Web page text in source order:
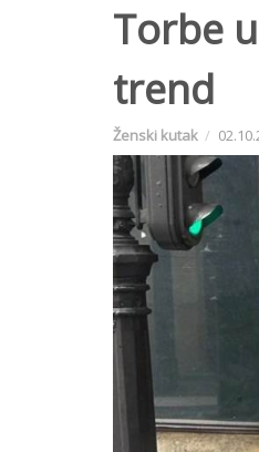
Torbe
trend
Ženski kutak